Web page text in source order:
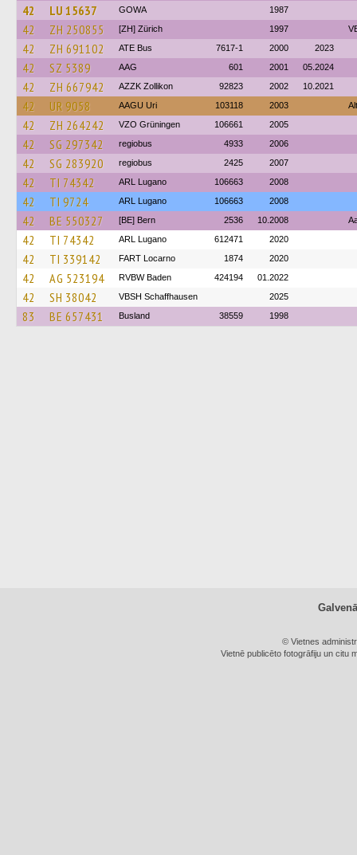
42 LU 15637 GOWA 1987
42 ZH 250855 [ZH] Zürich 1997
42 ZH 691102 ATE Bus 7617-1 2000 2023
42 SZ 5389 AAG 601 2001 05.2024
42 ZH 667942 AZZK Zollikon 92823 2002 10.2021
42 UR 9058 AAGU Uri 103118 2003
42 ZH 264242 VZO Grüningen 106661 2005
42 SG 297342 regiobus 4933 2006
42 SG 283920 regiobus 2425 2007
42 TI 74342 ARL Lugano 106663 2008
42 TI 9724 ARL Lugano 106663 2008
42 BE 550327 [BE] Bern 2536 10.2008
42 TI 74342 ARL Lugano 612471 2020
42 TI 339142 FART Locarno 1874 2020
42 AG 523194 RVBW Baden 424194 01.2022
42 SH 38042 VBSH Schaffhausen 2025
83 BE 657431 Busland 38559 1998
© Vietnes
Vietnē publicēto fotogrāfiju un citu